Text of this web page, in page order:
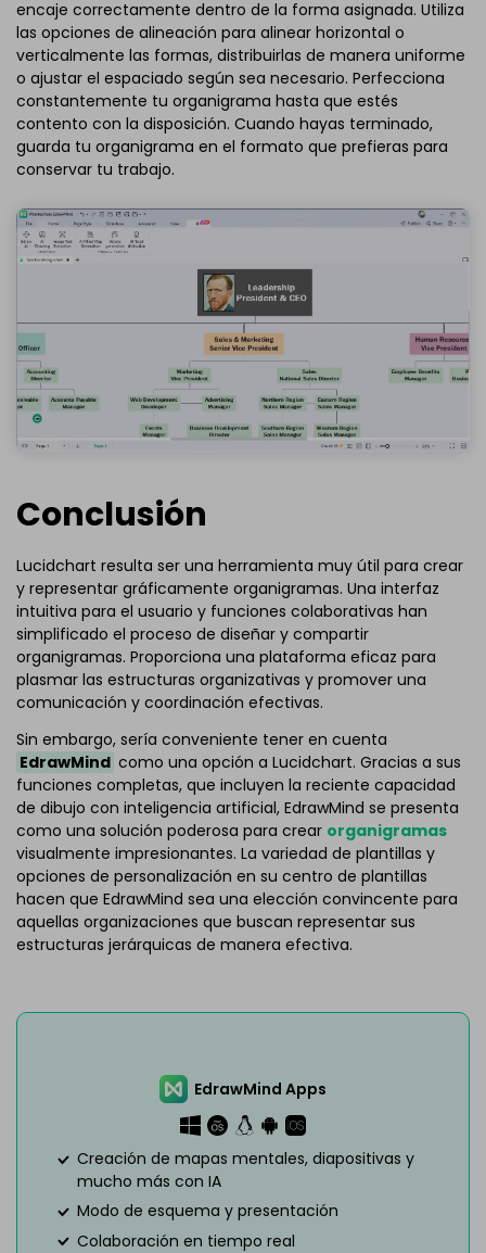
encaje correctamente dentro de la forma asignada. Utiliza
las opciones de alineación para alinear horizontal o
verticalmente las formas, distribuirlas de manera uniforme
o ajustar el espaciado según sea necesario. Perfecciona
constantemente tu organigrama hasta que estés
contento con la disposición. Cuando hayas terminado,
guarda tu organigrama en el formato que prefieras para
conservar tu trabajo.
Conclusión
Lucidchart resulta ser una herramienta muy útil para crear
y representar gráficamente organigramas. Una interfaz
intuitiva para el usuario y funciones colaborativas han
simplificado el proceso de diseñar y compartir
organigramas. Proporciona una plataforma eficaz para
plasmar las estructuras organizativas y promover una
comunicación y coordinación efectivas.
Sin embargo, sería conveniente tener en cuenta
EdrawMind como una opción a Lucidchart. Gracias a sus
funciones completas, que incluyen la reciente capacidad
de dibujo con inteligencia artificial, EdrawMind se presenta
como una solución poderosa para crear organigramas
visualmente impresionantes. La variedad de plantillas y
opciones de personalización en su centro de plantillas
hacen que EdrawMind sea una elección convincente para
aquellas organizaciones que buscan representar sus
estructuras jerárquicas de manera efectiva.
EdrawMind Apps
Creación de mapas mentales, diapositivas y
mucho más con IA
Modo de esquema y presentación
Colaboración en tiempo real